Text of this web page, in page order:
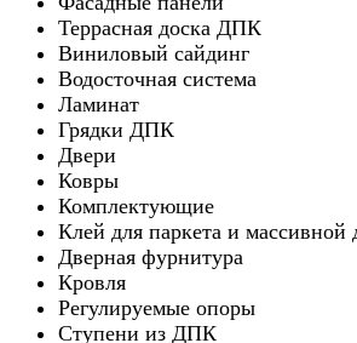
Террасная доска ДПК
Виниловый сайдинг
Водосточная система
Ламинат
Грядки ДПК
Двери
Ковры
Комплектующие
Клей для паркета и массивной
Дверная фурнитура
Кровля
Регулируемые опоры
Ступени из ДПК